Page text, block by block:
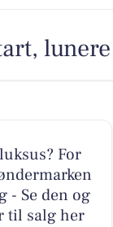
For
- Se den og
til salg her